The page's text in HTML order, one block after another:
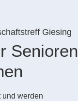
Giesing
Senioren
und werden